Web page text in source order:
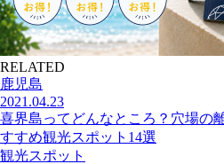
RELATED
鹿児島
2021.04.23
喜界島ってどんなところ？穴場の
すすめ観光スポット14選
観光スポット